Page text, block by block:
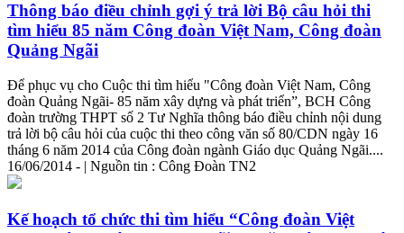
Thông báo điều chỉnh gợi ý trả lời Bộ câu hỏi thi
tìm hiểu 85 năm Công đoàn Việt Nam, Công đoàn
Quảng Ngãi
Để phục vụ cho Cuộc thi tìm hiểu "Công đoàn Việt Nam, Công
đoàn Quảng Ngãi- 85 năm xây dựng và phát triển”, BCH Công
đoàn trường THPT số 2 Tư Nghĩa thông báo điều chỉnh nội dung
trả lời bộ câu hỏi của cuộc thi theo công văn số 80/CDN ngày 16
tháng 6 năm 2014 của Công đoàn ngành Giáo dục Quảng Ngãi....
16/06/2014 - | Nguồn tin : Công Đoàn TN2
Kế hoạch tổ chức thi tìm hiểu “Công đoàn Việt